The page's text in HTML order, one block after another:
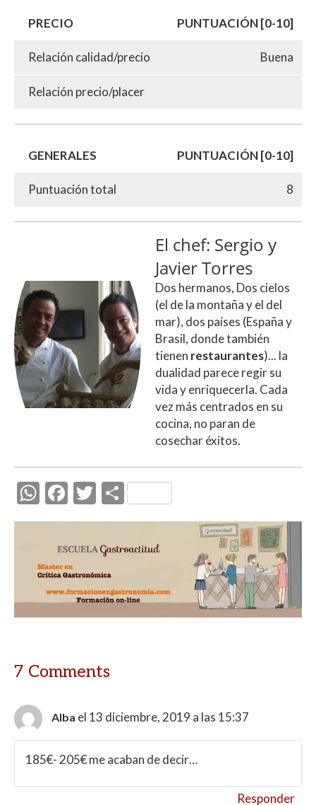
PRECIO PUNTUACIÓN [0-10]
Relación calidad/precio Buena
Relación precio/placer
GENERALES PUNTUACIÓN [0-10]
Puntuación total 8
El chef: Sergio y
Javier Torres
Dos hermanos, Dos cielos
(el de la montaña y el del
mar), dos países (España y
Brasil, donde también
tienen restaurantes)... la
dualidad parece regir su
vida y enriquecerla. Cada
vez más centrados en su
cocina, no paran de
cosechar éxitos.
W
h
s
A
p
F
ac
b
o
o
T
w
itt
er
C
o
p
ar
ti
7 Comments
Alba el 13 diciembre, 2019 a las 15:37
185€- 205€ me acaban de decir…
Responder